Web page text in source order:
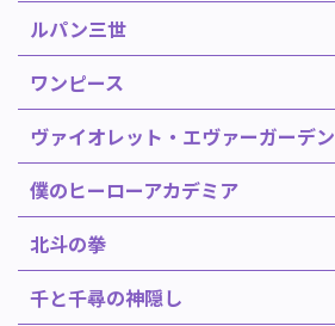
ルパン三世
ワンピース
ヴァイオレット・エヴァーガーデン
僕のヒーローアカデミア
北斗の拳
千と千尋の神隠し